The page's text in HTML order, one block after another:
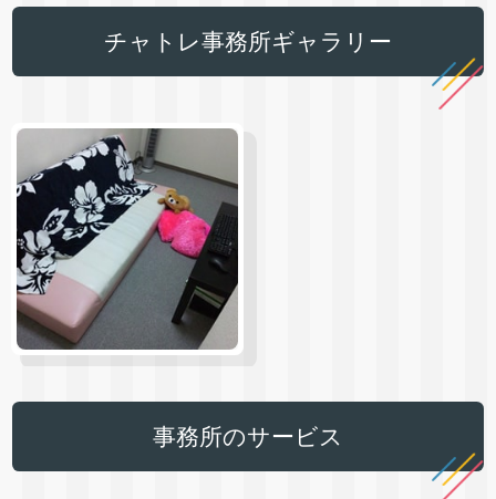
チャトレ事務所ギャラリー
事務所のサービス